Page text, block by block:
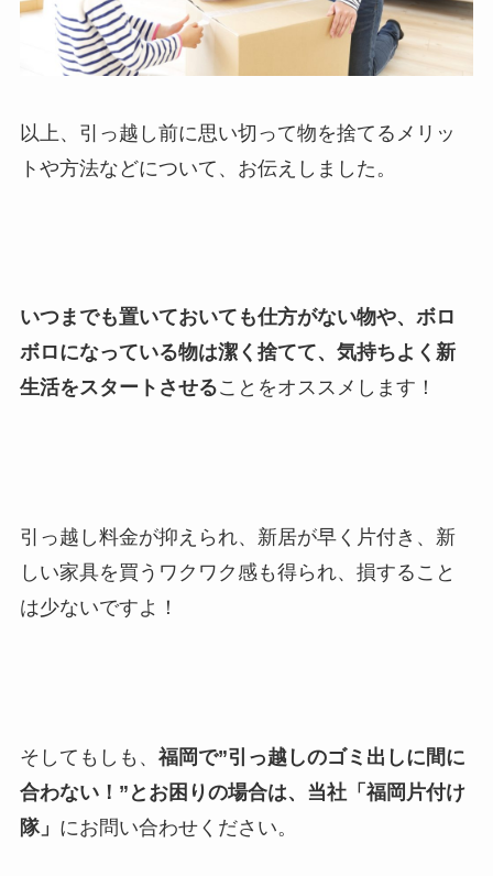
以上、引っ越し前に思い切って物を捨てるメリッ
トや方法などについて、お伝えしました。
いつまでも置いておいても仕方がない物や、ボロ
ボロになっている物は潔く捨てて、気持ちよく新
生活をスタートさせることをオススメします！
引っ越し料金が抑えられ、新居が早く片付き、新
しい家具を買うワクワク感も得られ、損すること
は少ないですよ！
そしてもしも、 福岡で”引っ越しのゴミ出しに間に
合わない！”とお困りの場合は、当社「福岡片付け
隊」 にお問い合わせください。